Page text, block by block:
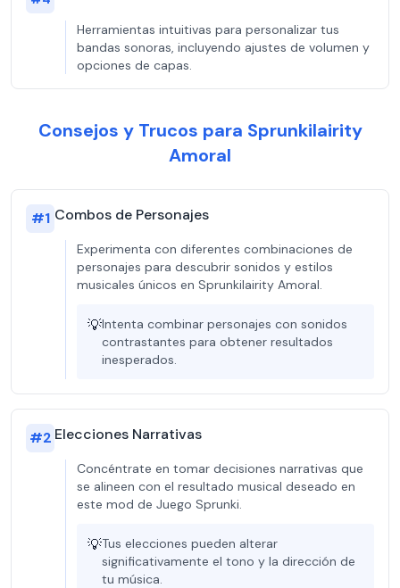
Herramientas intuitivas para personalizar tus
bandas sonoras, incluyendo ajustes de volumen y
opciones de capas.
Consejos y Trucos para Sprunkilairity
Amoral
#1 Combos de Personajes
Experimenta con diferentes combinaciones de
personajes para descubrir sonidos y estilos
musicales únicos en Sprunkilairity Amoral.
💡Intenta combinar personajes con sonidos
contrastantes para obtener resultados
inesperados.
#2 Elecciones Narrativas
Concéntrate en tomar decisiones narrativas que
se alineen con el resultado musical deseado en
este mod de Juego Sprunki.
💡Tus elecciones pueden alterar
significativamente el tono y la dirección de
tu música.